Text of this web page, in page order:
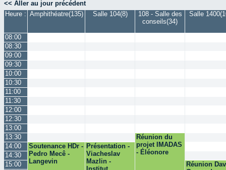
<< Aller au jour précédent
Heure : Amphithéatre(135) Salle 104(8)
108 - Salle des
conseils(34)
Salle
08:00
08:30
09:00
09:30
10:00
10:30
11:00
11:30
12:00
12:30
13:00
13:30
Réunion du
projet IMADAS
- Éléonore
14:00
Soutenance HDr -
Pedro Mecê -
Langevin
Présentation -
Viacheslav
Mazlin -
14:30
15:00
Réunion